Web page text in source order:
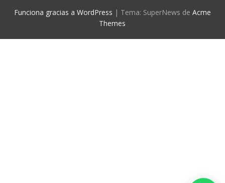
Funciona gracias a WordPress | Tema: SuperNews de Acme
Themes